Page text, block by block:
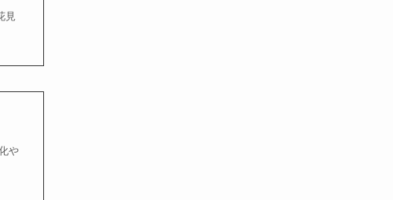
見
や